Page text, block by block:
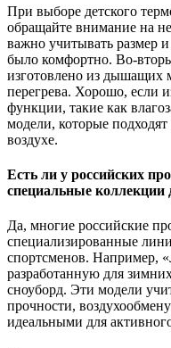
При выборе детского
обращайте внимание на
важно учитывать размер
было комфортно. Во-
изготовлено из дышащих
перегрева. Хорошо, если
функции, такие как
модели, которые
воздухе.
Есть ли у российских
специальные коллекции
Да, многие российские
специализированные
спортсменов. Например,
разработанную для
сноуборд. Эти модели
прочности,
идеальными для